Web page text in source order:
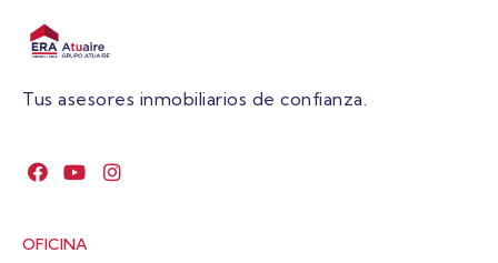
Tus asesores inmobiliarios de confianza.
OFICINA